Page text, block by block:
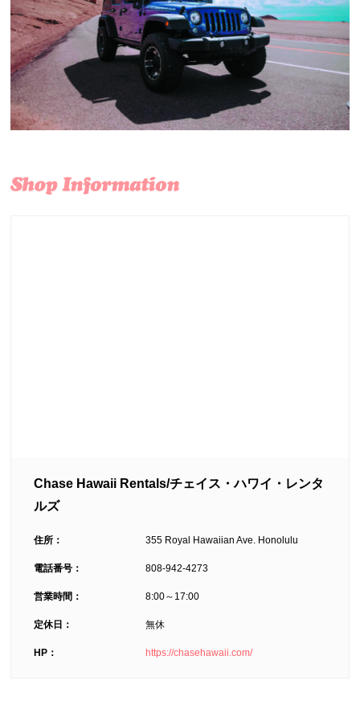
Chase Hawaii Rentals/チェイス・ハワイ・レンタ
ルズ
住所： 355 Royal Hawaiian Ave. Honolulu
電話番号： 808-942-4273
営業時間： 8:00～ 17:00
定休日： 無休
HP： https://chasehawaii.com/